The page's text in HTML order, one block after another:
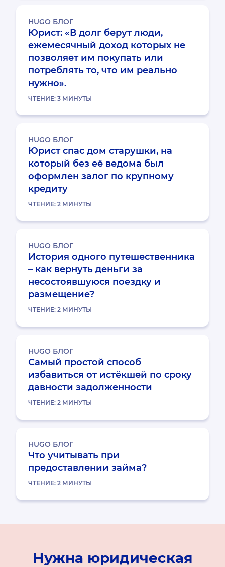
HUGO БЛОГ
Юрист: «В долг берут люди,
ежемесячный доход которых не
позволяет им покупать или
потреблять то, что им реально
нужно».
ЧТЕНИЕ: 3 МИНУТЫ
HUGO БЛОГ
Юрист спас дом старушки, на
который без её ведома был
оформлен залог по крупному
кредиту
ЧТЕНИЕ: 2 МИНУТЫ
HUGO БЛОГ
История одного путешественника
– как вернуть деньги за
несостоявшуюся поездку и
размещение?
ЧТЕНИЕ: 2 МИНУТЫ
HUGO БЛОГ
Самый простой способ
избавиться от истёкшей по сроку
давности задолженности
ЧТЕНИЕ: 2 МИНУТЫ
HUGO БЛОГ
Что учитывать при
предоставлении займа?
ЧТЕНИЕ: 2 МИНУТЫ
Нужна юридическая